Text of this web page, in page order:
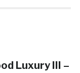
Luxury III –